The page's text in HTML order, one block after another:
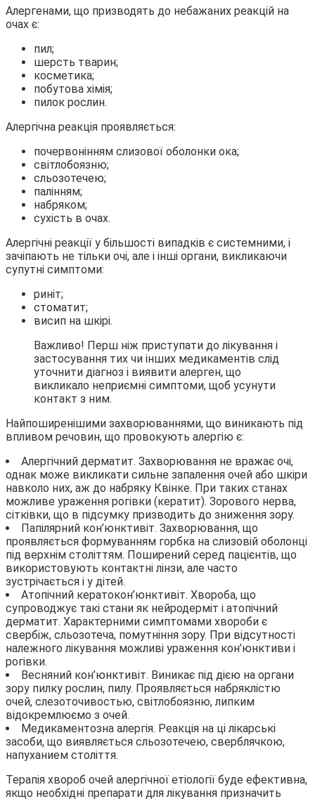
Алергенами, що призводять до небажаних реакцій на
очах є:
пил;
шерсть тварин;
косметика;
побутова хімія;
пилок рослин.
Алергічна реакція проявляється:
почервонінням слизової оболонки ока;
світлобоязню;
сльозотечею;
палінням;
набряком;
сухість в очах.
Алергічні реакції у більшості випадків є системними, і
зачіпають не тільки очі, але і інші органи, викликаючи
супутні симптоми:
риніт;
стоматит;
висип на шкірі.
Важливо! Перш ніж приступати до лікування і
застосування тих чи інших медикаментів слід
уточнити діагноз і виявити алерген, що
викликало неприємні симптоми, щоб усунути
контакт з ним.
Найпоширенішими захворюваннями, що виникають під
впливом речовин, що провокують алергію є:
Алергічний дерматит. Захворювання не вражає очі,
однак може викликати сильне запалення очей або шкіри
навколо них, аж до набряку Квінке. При таких станах
можливе ураження рогівки (кератит). Зорового нерва,
сітківки, що в підсумку призводить до зниження зору.
Папілярний кон’юнктивіт. Захворювання, що
проявляється формуванням горбка на слизовій оболонці
під верхнім століттям. Поширений серед пацієнтів, що
використовують контактні лінзи, але часто
зустрічається і у дітей.
Атопічний кератокон’юнктивіт. Хвороба, що
супроводжує такі стани як нейродерміт і атопічний
дерматит. Характерними симптомами хвороби є
свербіж, сльозотеча, помутніння зору. При відсутності
належного лікування можливі ураження кон’юнктиви і
рогівки.
Весняний кон’юнктивіт. Виникає під дією на органи
зору пилку рослин, пилу. Проявляється набряклістю
очей, слезоточивостью, світлобоязню, липким
відокремлюємо з очей.
Медикаментозна алергія. Реакція на ці лікарські
засоби, що виявляється сльозотечею, сверблячкою,
напуханием століття.
Терапія хвороб очей алергічної етіології буде ефективна,
якщо необхідні препарати для лікування призначить